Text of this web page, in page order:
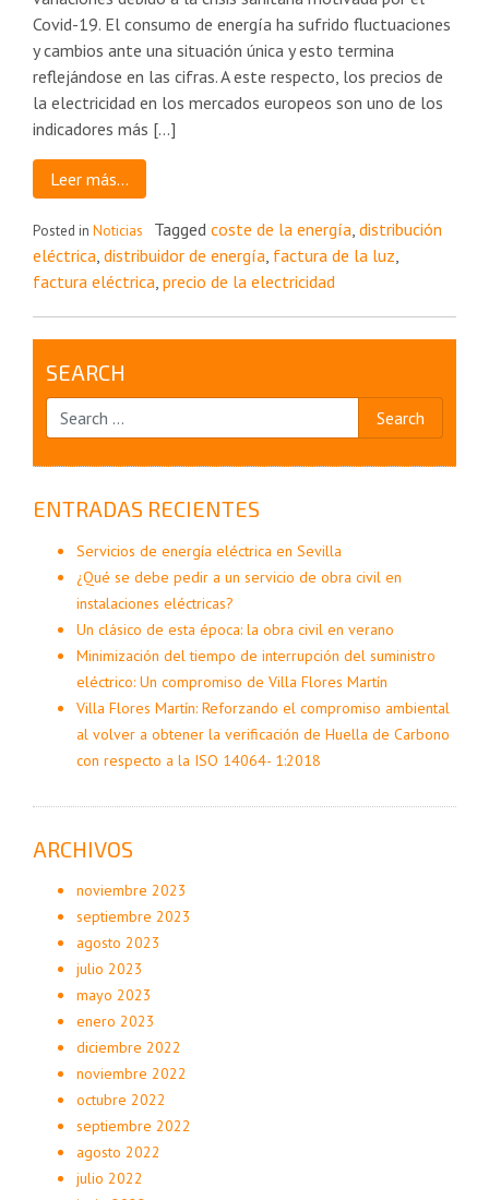
Covid-19. El consumo de energía ha sufrido fluctuaciones
y cambios ante una situación única y esto termina
reflejándose en las cifras. A este respecto, los precios de
la electricidad en los mercados europeos son uno de los
indicadores más […]
Leer más…
Posted in Noticias Tagged coste de la energía distribución
eléctrica distribuidor de energía factura de la luz
factura eléctrica precio de la electricidad
SEARCH
ENTRADAS RECIENTES
Servicios de energía eléctrica en Sevilla
¿Qué se debe pedir a un servicio de obra civil en
instalaciones eléctricas?
Un clásico de esta época: la obra civil en verano
Minimización del tiempo de interrupción del suministro
eléctrico: Un compromiso de Villa Flores Martín
Villa Flores Martín: Reforzando el compromiso ambiental
al volver a obtener la verificación de Huella de Carbono
con respecto a la ISO 14064- 1:2018
ARCHIVOS
noviembre 2023
septiembre 2023
agosto 2023
julio 2023
mayo 2023
enero 2023
diciembre 2022
noviembre 2022
octubre 2022
septiembre 2022
agosto 2022
julio 2022